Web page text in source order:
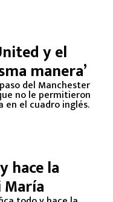
y el
manera’
del Manchester
no le permitieron
en el cuadro inglés.
hace la